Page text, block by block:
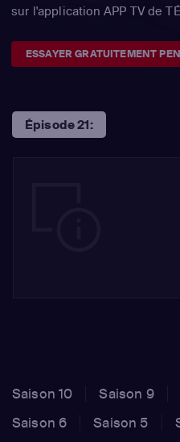
sur l'application APP TV de
ESSAYER GRATUITEMENT
Épisode 21:
Saison 10 Saison 9
Saison 6
Saison 5